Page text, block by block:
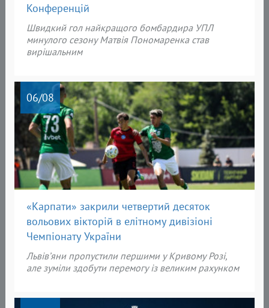
Конференцій
Швидкий гол найкращого бомбардира УПЛ
минулого сезону Матвія Пономаренка став
вирішальним
06/08
«Карпати» закрили четвертий десяток
вольових вікторій в елітному дивізіоні
Чемпіонату України
Львів’яни пропустили першими у Кривому Розі,
але зуміли здобути перемогу із великим рахунком